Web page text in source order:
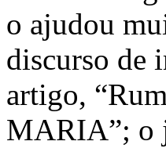
o ajudou
discurso de
artigo,
MARIA”; o